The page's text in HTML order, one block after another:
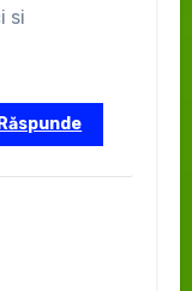
si
Răspunde